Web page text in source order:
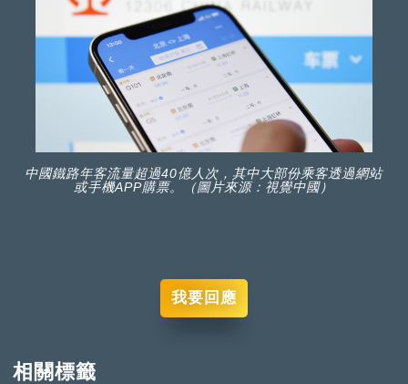
中國鐵路年客流量超過40億人次，其中大部份乘客透過網站
或手機APP購票。（圖片來源：視覺中國）
我要回應
相關標籤